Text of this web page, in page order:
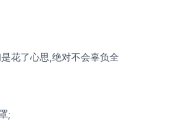
花了心思,绝对不会辜负全
;